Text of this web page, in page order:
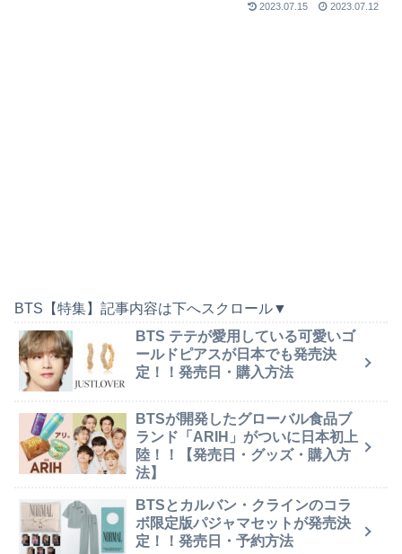
2023.07.15 2023.07.12
BTS【特集】記事内容は下へスクロール▼
BTS テテが愛用している可愛いゴ
ールドピアスが日本でも発売決
定！！発売日・購入方法
BTSが開発したグローバル食品ブ
ランド「ARIH」がついに日本初上
陸！！【発売日・グッズ・購入方
法】
BTSとカルバン・クラインのコラ
ボ限定版パジャマセットが発売決
定！！発売日・予約方法